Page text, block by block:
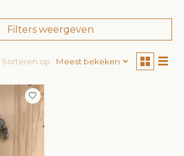
Filters weergeven
Sorteren op Meest bekeken